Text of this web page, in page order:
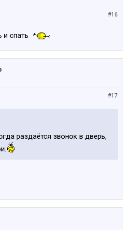
целоваться и ласкаться
больно кусается
#16
и спать
#17
раздаётся звонок в дверь,